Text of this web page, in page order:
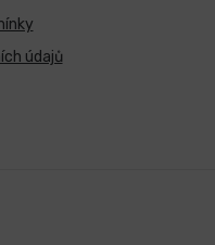
údajů